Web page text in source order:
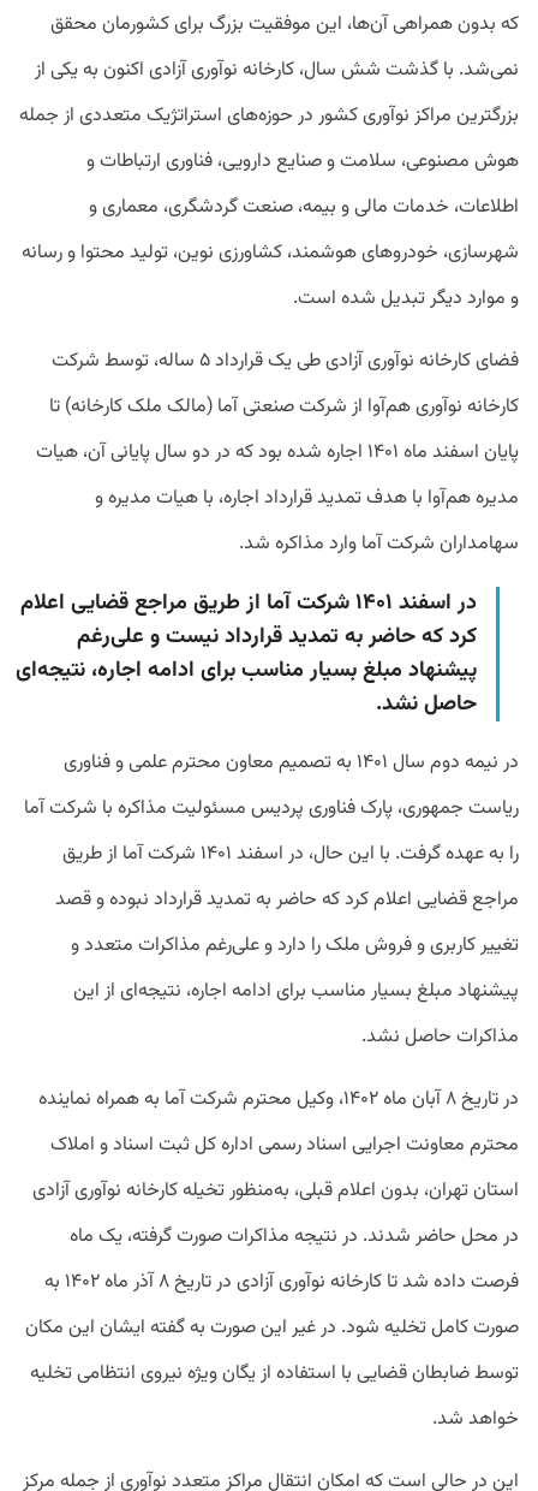
که بدون همراهی آن‌ها، این موفقیت بزرگ برای کشورمان محقق
نمی‌شد. با گذشت شش سال، کارخانه نوآوری آزادی اکنون به یکی از
بزرگترین مراکز نوآوری کشور در حوزه‌های استراتژیک متعددی از جمله
هوش مصنوعی، سلامت و صنایع دارویی، فناوری ارتباطات و
اطلاعات، خدمات مالی و بیمه، صنعت گردشگری، معماری و
شهرسازی، خودروهای هوشمند، کشاورزی نوین، تولید محتوا و رسانه
و موارد دیگر تبدیل شده است.
فضای کارخانه نوآوری آزادی طی یک قرارداد ۵ ساله، توسط شرکت
کارخانه نوآوری هم‌آوا از شرکت صنعتی آما (مالک ملک کارخانه) تا
پایان اسفند ماه ۱۴۰۱ اجاره شده بود که در دو سال پایانی آن، هیات
مدیره هم‌آوا با هدف تمدید قرارداد اجاره، با هیات مدیره و
سهامداران شرکت آما وارد مذاکره شد.
در اسفند ۱۴۰۱ شرکت آما از طریق مراجع قضایی اعلام
کرد که حاضر به تمدید قرارداد نیست و علی‌رغم
پیشنهاد مبلغ بسیار مناسب برای ادامه اجاره، نتیجه‌ای
حاصل نشد.
در نیمه دوم سال ۱۴۰۱ به تصمیم معاون محترم علمی و فناوری
ریاست جمهوری، پارک فناوری پردیس مسئولیت مذاکره با شرکت آما
را به عهده گرفت. با این حال، در اسفند ۱۴۰۱ شرکت آما از طریق
مراجع قضایی اعلام کرد که حاضر به تمدید قرارداد نبوده و قصد
تغییر کاربری و فروش ملک را دارد و علی‌رغم مذاکرات متعدد و
پیشنهاد مبلغ بسیار مناسب برای ادامه اجاره، نتیجه‌ای از این
مذاکرات حاصل نشد.
در تاریخ ۸ آبان ماه ۱۴۰۲، وکیل محترم شرکت آما به همراه نماینده
محترم معاونت اجرایی اسناد رسمی اداره کل ثبت اسناد و املاک
استان تهران، بدون اعلام قبلی، به‌منظور تخیله کارخانه نوآوری آزادی
در محل حاضر شدند. در نتیجه مذاکرات صورت گرفته، یک ماه
فرصت داده شد تا کارخانه نوآوری آزادی در تاریخ ۸ آذر ماه ۱۴۰۲ به
صورت کامل تخلیه شود. در غیر این صورت به گفته ایشان این مکان
توسط ضابطان قضایی با استفاده از یگان ویژه نیروی انتظامی تخلیه
خواهد شد.
این در حالی است که امکان انتقال مراکز متعدد نوآوری از جمله مرکز